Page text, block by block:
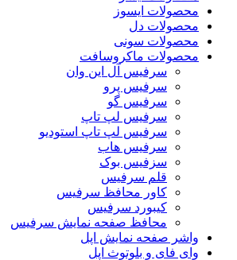
محصولات ایسوز
محصولات دل
محصولات سونی
محصولات ماکروسافت
سرفیس آل این وان
سرفیس پرو
سرفیس گو
سرفیس لپ تاپ
سرفیس لپ تاپ استودیو
سرفیس هاب
سزفیس بوک
قلم سرفیس
کاور محافظ سرفیس
کیبورد سرفیس
محافظ صفحه نمایش سرفیس
واشر صفحه نمایش اپل
وای فای و بلوتوث اپل